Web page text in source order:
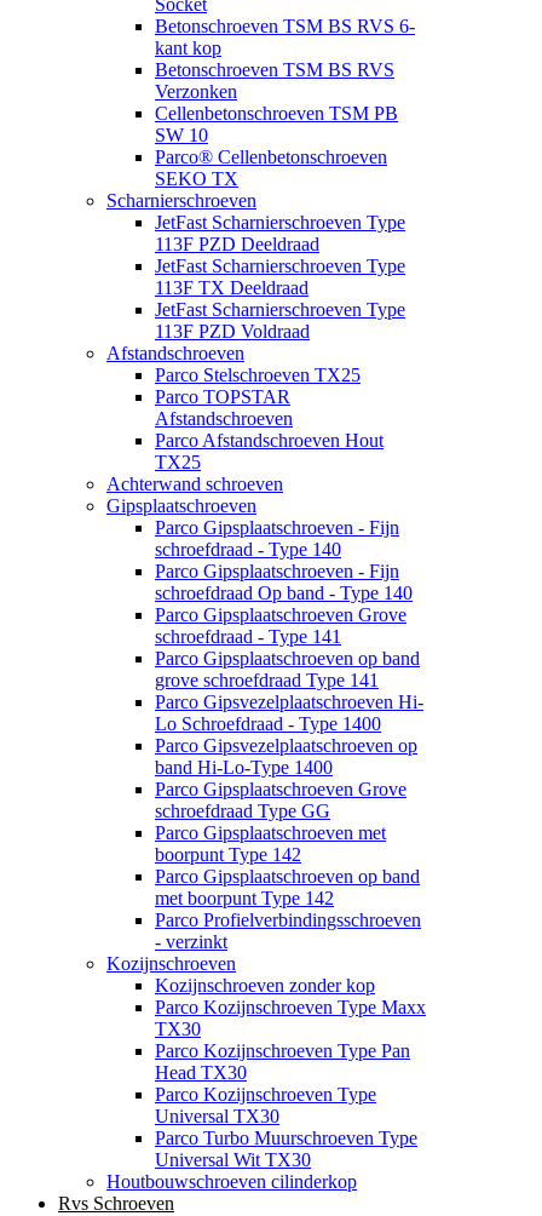
Socket
Betonschroeven TSM BS RVS 6-
kant kop
Betonschroeven TSM BS RVS
Verzonken
Cellenbetonschroeven TSM PB
SW 10
Parco® Cellenbetonschroeven
SEKO TX
Scharnierschroeven
JetFast Scharnierschroeven Type
113F PZD Deeldraad
JetFast Scharnierschroeven Type
113F TX Deeldraad
JetFast Scharnierschroeven Type
113F PZD Voldraad
Afstandschroeven
Parco Stelschroeven TX25
Parco TOPSTAR
Afstandschroeven
Parco Afstandschroeven Hout
TX25
Achterwand schroeven
Gipsplaatschroeven
Parco Gipsplaatschroeven - Fijn
schroefdraad - Type 140
Parco Gipsplaatschroeven - Fijn
schroefdraad Op band - Type 140
Parco Gipsplaatschroeven Grove
schroefdraad - Type 141
Parco Gipsplaatschroeven op band
grove schroefdraad Type 141
Parco Gipsvezelplaatschroeven Hi-
Lo Schroefdraad - Type 1400
Parco Gipsvezelplaatschroeven op
band Hi-Lo-Type 1400
Parco Gipsplaatschroeven Grove
schroefdraad Type GG
Parco Gipsplaatschroeven met
boorpunt Type 142
Parco Gipsplaatschroeven op band
met boorpunt Type 142
Parco Profielverbindingsschroeven
- verzinkt
Kozijnschroeven
Kozijnschroeven zonder kop
Parco Kozijnschroeven Type Maxx
TX30
Parco Kozijnschroeven Type Pan
Head TX30
Parco Kozijnschroeven Type
Universal TX30
Parco Turbo Muurschroeven Type
Universal Wit TX30
Houtbouwschroeven cilinderkop
Rvs Schroeven